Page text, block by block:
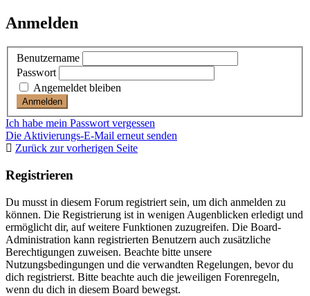
Anmelden
Benutzername
Passwort
Angemeldet bleiben
Ich habe mein Passwort vergessen
Die Aktivierungs-E-Mail erneut senden
Zurück zur vorherigen Seite
Registrieren
Du musst in diesem Forum registriert sein, um dich anmelden zu
können. Die Registrierung ist in wenigen Augenblicken erledigt und
ermöglicht dir, auf weitere Funktionen zuzugreifen. Die Board-
Administration kann registrierten Benutzern auch zusätzliche
Berechtigungen zuweisen. Beachte bitte unsere
Nutzungsbedingungen und die verwandten Regelungen, bevor du
dich registrierst. Bitte beachte auch die jeweiligen Forenregeln,
wenn du dich in diesem Board bewegst.